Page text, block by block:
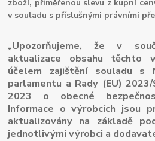
zboží, přiměřenou slevu z kupní
v souladu s příslušnými právními
„Upozorňujeme, že v
aktualizace obsahu těchto
účelem zajištění souladu s
parlamentu a Rady (EU)
2023 o obecné
Informace o výrobcích jsou
aktualizovány na základě
jednotlivými výrobci a